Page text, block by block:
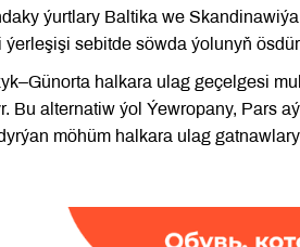
ýurtlary Baltika we
ýerleşişi sebitde söwda ýolunyň
halkara ulag geçelgesi
Bu alternatiw ýol Ýewropany, Pars
möhüm halkara ulag